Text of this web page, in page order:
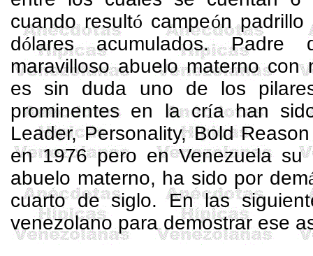
cuando resultó campeón padrillo
dólares acumulados. Padre
maravilloso abuelo materno con
es sin duda uno de los
prominentes en la cría han
Leader,Personality,Bold Reason
en 1976 pero en Venezuela
abuelo materno, ha sido por dem
cuarto de siglo. En las
venezolano para demostrar ese